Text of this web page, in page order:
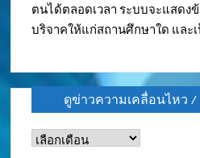
ตนได้ตลอดเวลา ระบบจะแสดง
บริจาคให้แก่สถานศึกษาใด และเ
ดูข่าวความเคลื่อนไหว
ดู